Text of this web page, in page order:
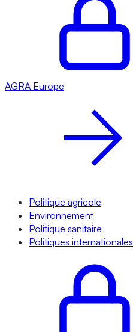
AGRA Europe
Politique agricole
Environnement
Politique sanitaire
Politiques internationales